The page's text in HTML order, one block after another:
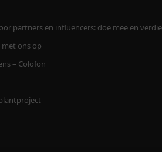
partners en influencers: doe mee en
ons op
– Colofon